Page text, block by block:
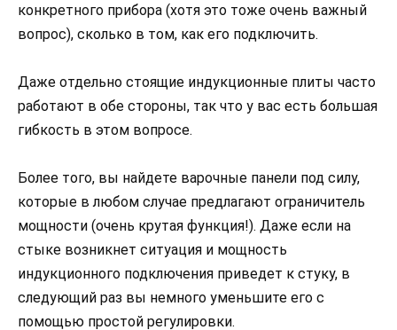
конкретного прибора (хотя это тоже очень важный
вопрос), сколько в том, как его подключить.
Даже отдельно стоящие индукционные плиты часто
работают в обе стороны, так что у вас есть большая
гибкость в этом вопросе.
Более того, вы найдете варочные панели под силу,
которые в любом случае предлагают ограничитель
мощности (очень крутая функция!). Даже если на
стыке возникнет ситуация и мощность
индукционного подключения приведет к стуку, в
следующий раз вы немного уменьшите его с
помощью простой регулировки.